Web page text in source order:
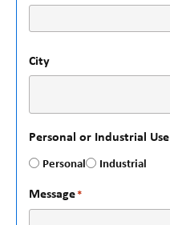
City
Personal or Industrial Use
Personal Industrial
Message*